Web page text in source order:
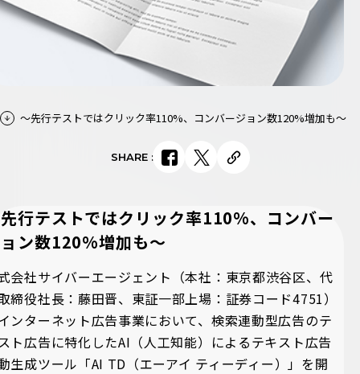
行テストではクリック率110%、コンバー
ン数120%増加も～
会社サイバーエージェント（本社：東京都渋谷区、代
締役社長：藤田晋、東証一部上場：証券コード4751）
ンターネット広告事業において、検索連動型広告のテ
ト広告に特化したAI（人工知能）によるテキスト広告
生成ツール「AI TD（エーアイ ティーディー）」を開
～先行テストではクリック率110%、コンバージョン数120%増加も～
SHARE: